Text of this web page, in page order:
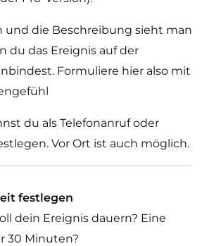
und die Beschreibung sieht man
du das Ereignis auf der
Formuliere hier also mit
du als Telefonanruf oder
Vor Ort ist auch möglich.
festlegen
dein Ereignis dauern? Eine
30 Minuten?